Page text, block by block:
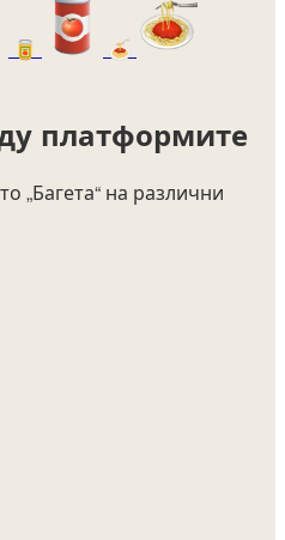
🥫
🍝
платформите
„Багета“ на различни